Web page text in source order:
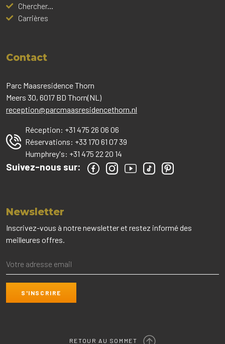
Chercher...
Carrières
Contact
Parc Maasresidence Thorn
Meers 30, 6017 BD Thorn(NL)
reception@parcmaasresidencethorn.nl
Réception: +31 475 26 06 06
Réservations: +33 170 61 07 39
Humphrey's: +31 475 22 20 14
Suivez-nous sur:
Newsletter
Inscrivez-vous à notre newsletter et restez informé des
meilleures offres.
RETOUR AU SOMMET